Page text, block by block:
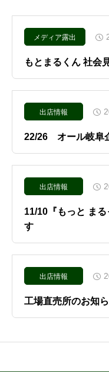
メディア露出
もとまるくん 社会
出店情報
22/26 オール岐阜
出店情報
11/10『もっと ま
す
出店情報
工場直売所のお知